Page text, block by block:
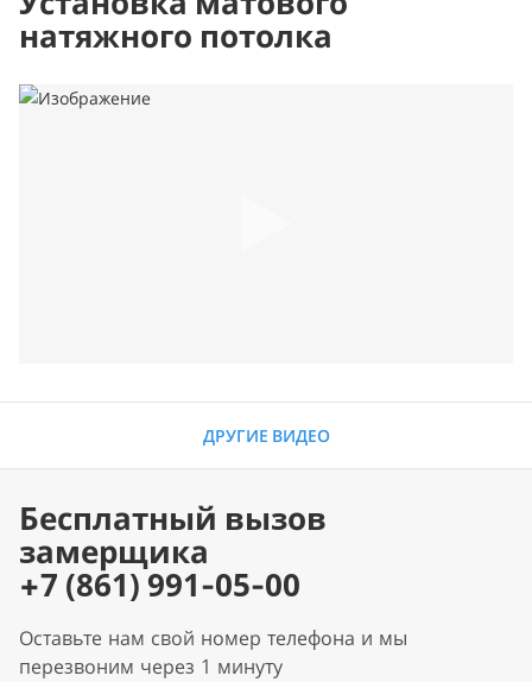
натяжного потолка
ДРУГИЕ ВИДЕО
Бесплатный вызов
замерщика
+7 (861) 991-05-00
Оставьте нам свой номер телефона и мы
перезвоним через 1 минуту